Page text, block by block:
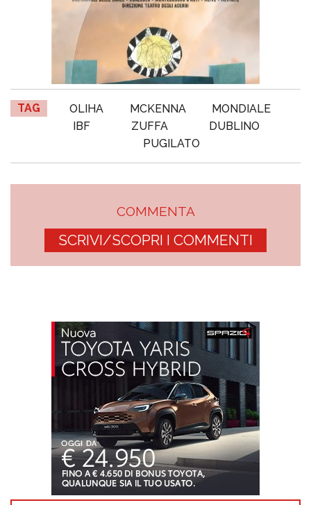
TAG OLIHA MCKENNA
MONDIALE
IBF
ZUFFA
DUBLINO
PUGILATO
COMMENTA
SCRIVI/SCOPRI I COMMENTI